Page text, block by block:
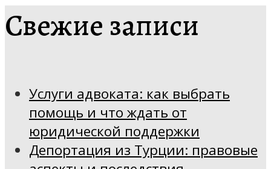
Свежие записи
Услуги адвоката: как выбрать
помощь и что ждать от
юридической поддержки
Депортация из Турции: правовые